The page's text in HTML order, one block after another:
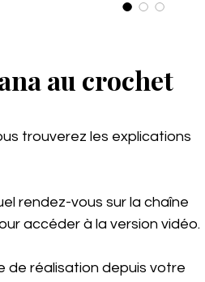
au crochet
trouverez les explications
rendez-vous sur la chaîne
accéder à la version vidéo.
de réalisation depuis votre